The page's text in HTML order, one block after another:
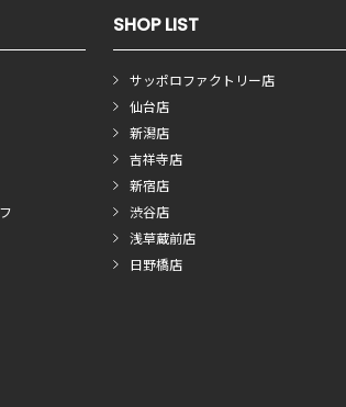
SHOP LIST
サッポロファクトリー店
仙台店
新潟店
吉祥寺店
新宿店
渋谷店
浅草蔵前店
日野橋店